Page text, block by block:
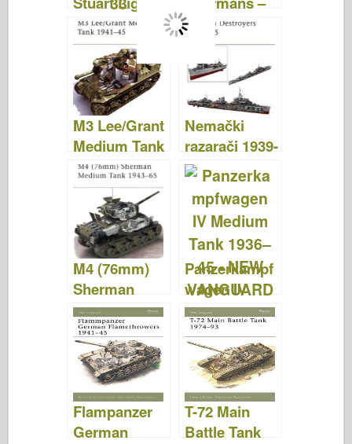
Tanks – NEW
VANGUARD
NEW
VANGUARD
123
M3 Lee/Grant
Medium Tank
1941-45 –
NEW
VANGUARD
113
Nemački
razarači 1939-
45 – NOVI
VANGARD
91
M4 (76mm)
Sherman
Medium Tank
1943–65 –
NEW
VANGUARD
73
Panzerkampf
wagen IV
Medium Tank
1936–45 –
NEW
VANGUARD
28
Flampanzer
German
T-72 Main
Battle Tank